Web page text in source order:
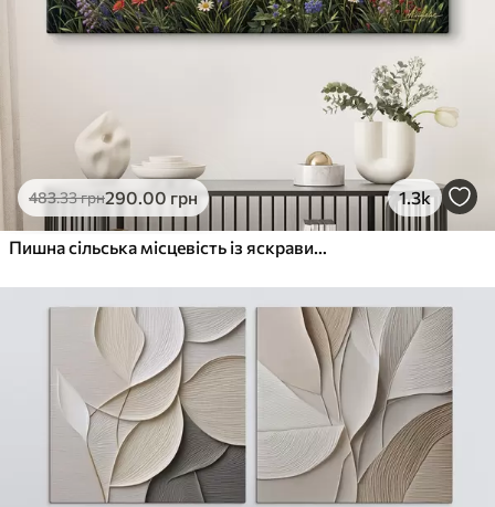
483.33грн290.00 грн 1.3k
Пишна сільська місцевість із яскравим лугом диких квітів, наповненим різнокольоровими квітами під хмарним небом